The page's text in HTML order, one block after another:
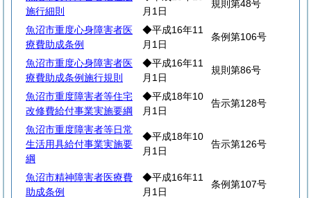
施行細則
月1日
規則第48号
魚沼市重度心身障害者医
療費助成条例
◆平成16年11
月1日
条例第106号
魚沼市重度心身障害者医
療費助成条例施行規則
◆平成16年11
月1日
規則第86号
魚沼市重度障害者等住宅
改修費給付事業実施要綱
◆平成18年10
月1日
告示第128号
魚沼市重度障害者等日常
生活用具給付事業実施要
綱
◆平成18年10
月1日
告示第126号
魚沼市精神障害者医療費
助成条例
◆平成16年11
月1日
条例第107号